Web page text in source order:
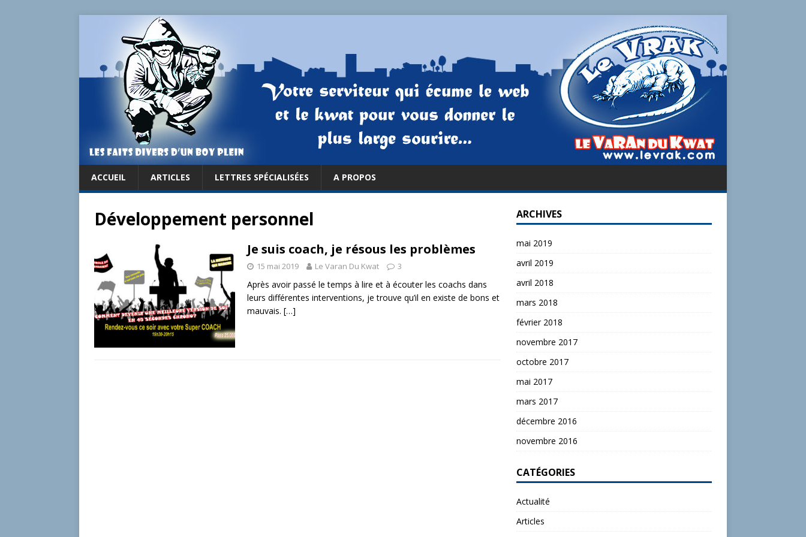
ACCUEIL ARTICLES LETTRES SPÉCIALISÉES A PROPOS
Développement personnel
Je suis coach, je résous les problèmes
15 mai 2019 Le Varan Du Kwat 3
Après avoir passé le temps à lire et à écouter les coachs dans
leurs différentes interventions, je trouve qu’il en existe de bons et
mauvais. […]
ARCHIVES
mai 2019
avril 2019
avril 2018
mars 2018
février 2018
novembre 2017
octobre 2017
mai 2017
mars 2017
décembre 2016
novembre 2016
CATÉGORIES
Actualité
Articles